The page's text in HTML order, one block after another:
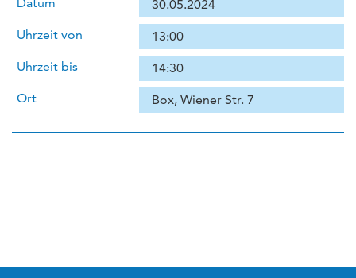
30.05.2024
Uhrzeit von
13:00
Uhrzeit bis
14:30
Ort
Box, Wiener Str. 7